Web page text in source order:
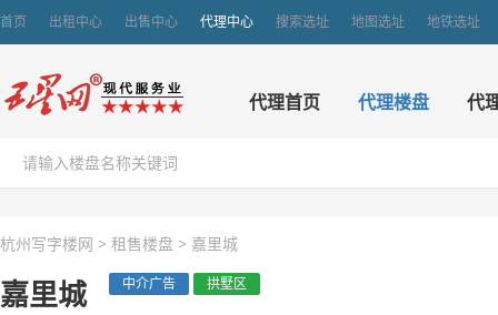
首页 出租中心 出售中心 代理中心 搜索选址 地图选址 地铁选址
代理首页 代理楼盘 代
杭州写字楼网 > 租售楼盘 > 嘉里城
嘉里城 中介广告 拱墅区